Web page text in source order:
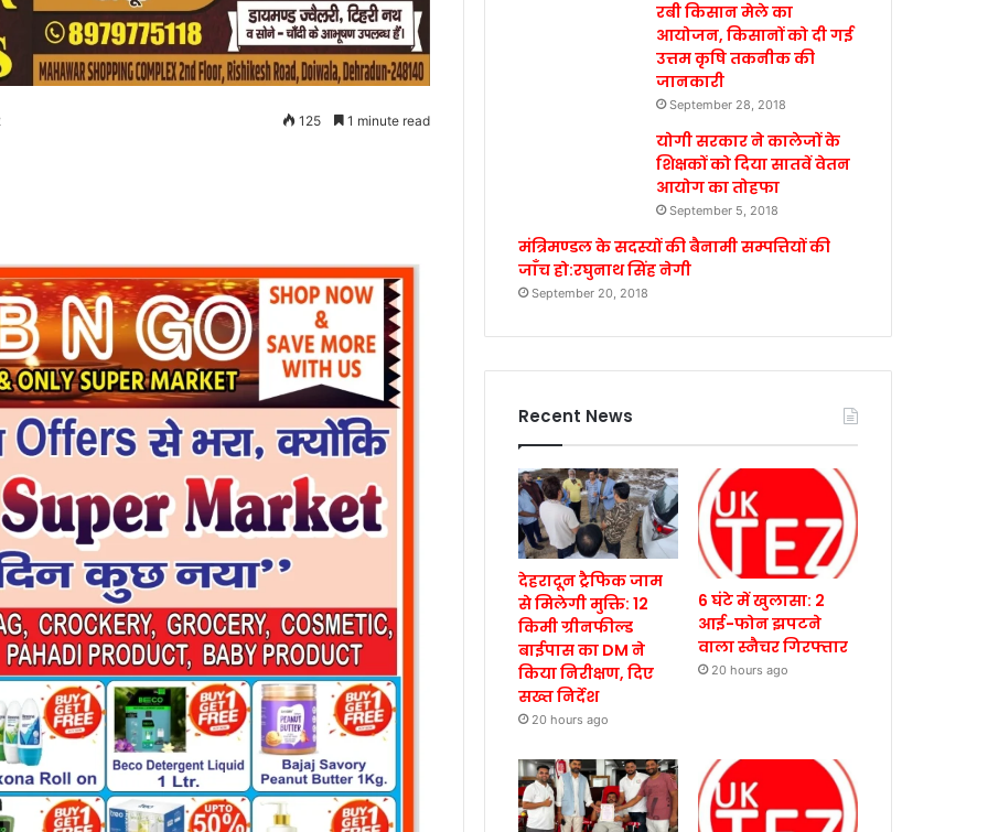
125 1 minute read
रबी किसान मेले का
आयोजन, किसानों को दी गई
उत्तम कृषि तकनीक की
जानकारी
September 28, 2018
योगी सरकार ने कालेजों के
शिक्षकों को दिया सातवें वेतन
आयोग का तोहफा
September 5, 2018
मंत्रिमण्डल के सदस्यों की बैनामी सम्पत्तियों की
जाँच हो:रघुनाथ सिंह नेगी
September 20, 2018
Recent News
देहरादून ट्रैफिक जाम
से मिलेगी मुक्ति: 12
किमी ग्रीनफील्ड
बाईपास का DM ने
किया निरीक्षण, दिए
सख्त निर्देश
20 hours ago
6 घंटे में खुलासा: 2
आई-फोन झपटने
वाला स्नैचर गिरफ्तार
20 hours ago